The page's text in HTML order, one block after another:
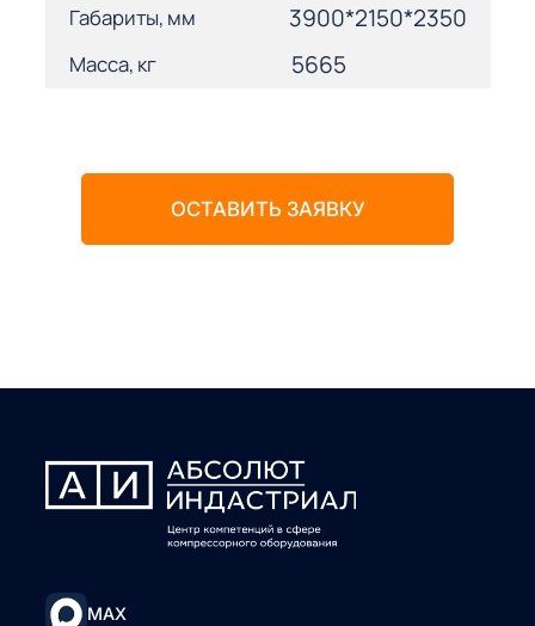
Габариты, мм 3900*2150*2350
Масса, кг 5665
ОСТАВИТЬ ЗАЯВКУ
MAX